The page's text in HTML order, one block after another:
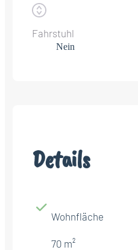
Fahrstuhl
Nein
Details
Wohnfläche
70 m²